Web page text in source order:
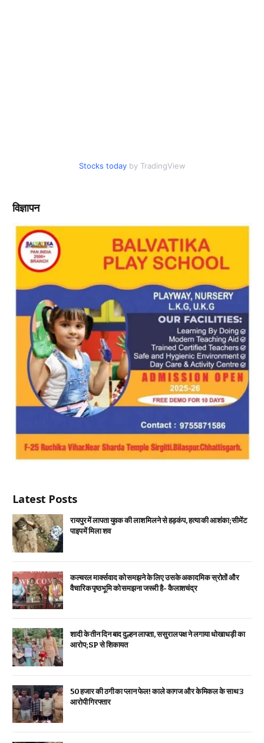
Stocks today by TradingView
विज्ञापन
Latest Posts
रायपुर में लापता युवक की लाश मिलने से हड़कंप, हत्या की आशंका; सीमेंट
पाइप में मिला शव
कल्चरल मार्क्सवाद को समझने के लिए उसके अकादमिक स्रोतों और
वैचारिक पृष्ठभूमि को समझना जरूरी है- कैलाशचंद्र
शादी के तीन दिन बाद दुल्हन लापता, ससुराल पक्ष ने लगाया धोखाधड़ी का
आरोप; SP से शिकायत
₹50 हजार की ठगी का प्लान फेल! काले कागज और केमिकल के साथ 3
आरोपी गिरफ्तार